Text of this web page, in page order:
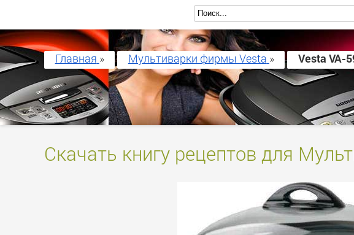
Скачать книгу рецептов для
Главная » Мультиварки фирмы Vesta » Vesta VA-